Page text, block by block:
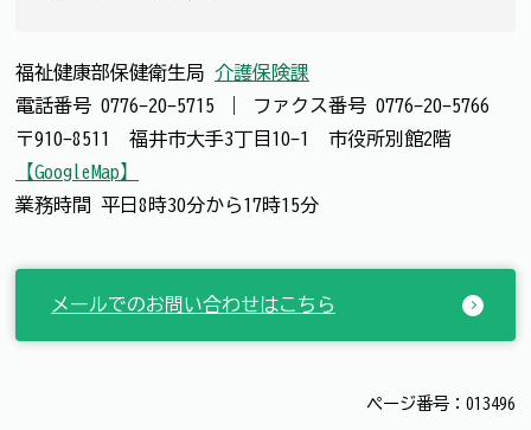
福祉健康部保健衛生局 介護保険課
電話番号 0776-20-5715 ファクス番号 0776-20-5766
〒910-8511 福井市大手3丁目10-1 市役所別館2階
【GoogleMap】
業務時間 平日8時30分から17時15分
メールでのお問い合わせはこちら
ページ番号：013496